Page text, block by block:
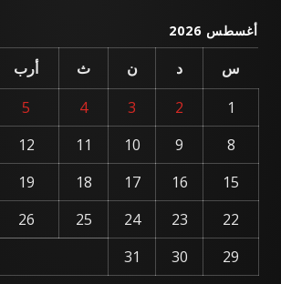
أغسطس 2026
س د ن ث أرب
1
2
3
4
5
8
9
10
11
12
15
16
17
18
19
22
23
24
25
26
29
30
31